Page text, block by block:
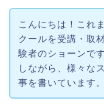
こんにちは！これ
クールを受講・取
験者のショーンで
しながら、様々な
事を書いています。